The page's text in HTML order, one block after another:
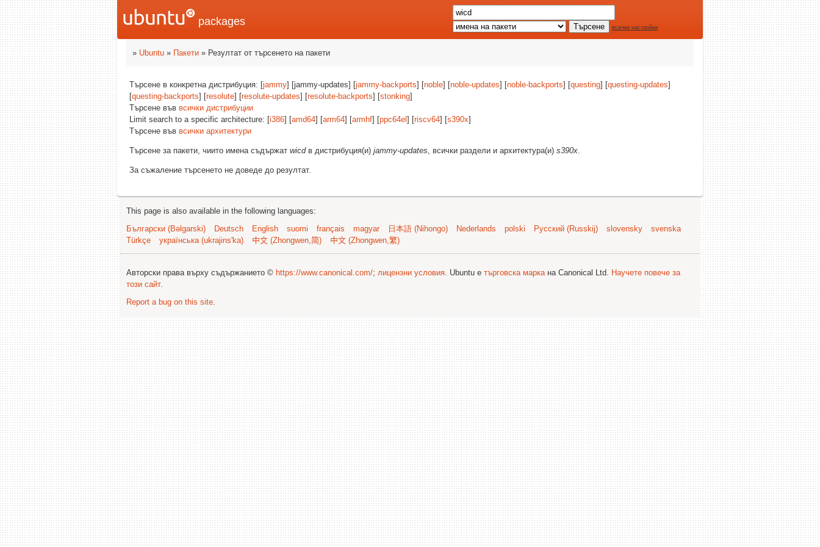
packages всички настройки
» Ubuntu » Пакети » Резултат от търсенето на пакети
Търсене в конкретна дистрибуция: [jammy] [jammy-updates] [jammy-backports] [noble] [noble-updates] [noble-backports] [questing] [questing-updates]
[questing-backports] [resolute] [resolute-updates] [resolute-backports] [stonking]
Търсене във всички дистрибуции
Limit search to a specific architecture: [i386] [amd64] [arm64] [armhf] [ppc64el ] [riscv64] [s390x]
Търсене във всички архитектури
Търсене за пакети, чиито имена съдържат wicdв дистрибуция(и) jammy-updates, всички раздели и архитектура(и) s390x.
За съжаление търсенето не доведе до резултат.
This page is also available in the following languages:
Български (Bəlgarski)
Deutsch English suomi français magyar 日本語 (Nihongo) Nederlands polski Русский (Russkij) slovensky
svenska
Türkçe
українська (ukrajins'ka) 中文 (Zhongwen,简) 中文 (Zhongwen,繁)
Авторски права върху съдържанието © https://www.canonical.com/; лицензни условия. Ubuntu е търговска маркана Canonical Ltd. Научете повече за
този сайт.
Report a bug on this site.